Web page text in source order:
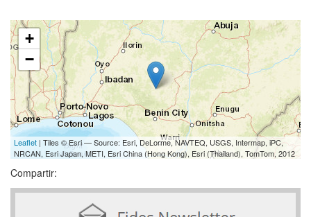
+
−
Leaflet | Tiles © Esri — Source: Esri, DeLorme, NAVTEQ, USGS, Intermap, iPC,
NRCAN, Esri Japan, METI, Esri China (Hong Kong), Esri (Thailand), TomTom, 2012
Compartir: